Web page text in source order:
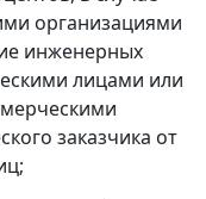
организациями
инженерных
лицами или
заказчика от